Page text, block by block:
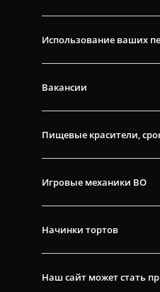
Использование ваших
Вакансии
Пищевые красители,
Игровые механики ВО
Начинки тортов
Наш сайт может стать